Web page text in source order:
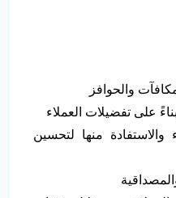
والحوافز
على تفضيلات العملاء
منها لتحسين